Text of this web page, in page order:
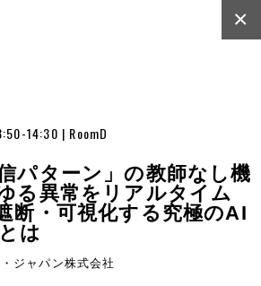
14:30 | RoomD
×
パターン」の教師なし機
る異常をリアルタイム
断・可視化する究極のAI
は
ジャパン株式会社